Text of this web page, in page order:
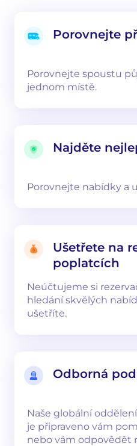
Porovnejte
Porovnejte spoustu
jednom místě.
Najděte
Porovnejte nabídky a
Ušetřete na
poplatcích
Neúčtujeme si
hledání skvělých
ušetříte.
Odborná
Naše globální
je připraveno vám
nebo vám odpovědět